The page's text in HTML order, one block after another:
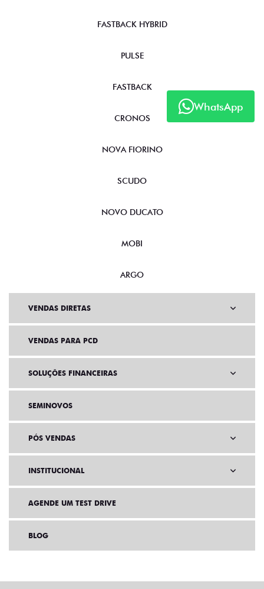
WhatsApp
FASTBACK HYBRID
PULSE
FASTBACK
CRONOS
NOVA FIORINO
SCUDO
NOVO DUCATO
MOBI
ARGO
VENDAS DIRETAS
VENDAS PARA PCD
SOLUÇÕES FINANCEIRAS
SEMINOVOS
PÓS VENDAS
INSTITUCIONAL
AGENDE UM TEST DRIVE
BLOG